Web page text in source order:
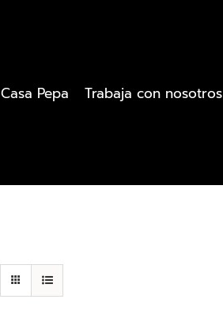
Casa Pepa Trabaja con nosotros